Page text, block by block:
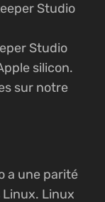
Studio
Studio
silicon.
sur notre
a une parité
Linux